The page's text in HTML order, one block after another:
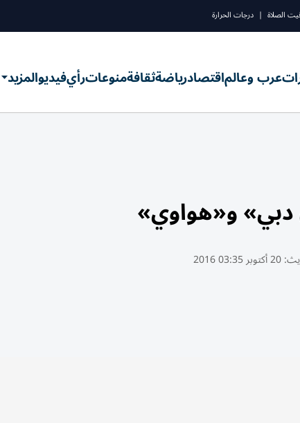
الصلاة | درجات الحرارة
عرب وعالماقتصادرياضةثقافةمنوعاترأيفيديوالمزيد
و«هواوي»
20 أكتوبر 03:35 2016